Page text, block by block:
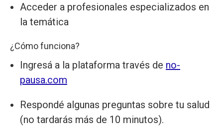
Acceder a profesionales especializados en
la temática
¿Cómo funciona?
Ingresá a la plataforma través de no-
pausa.com
Respondé algunas preguntas sobre tu salud
(no tardarás más de 10 minutos).